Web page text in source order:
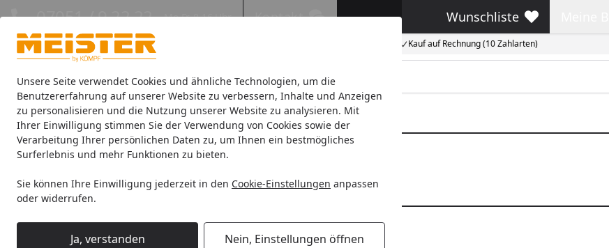
Unsere Seite verwendet Cookies und ähnliche Technologien, um die
Benutzererfahrung auf unserer Website zu verbessern, Inhalte und Anzeigen
zu personalisieren und die Nutzung unserer Website zu analysieren. Mit
Ihrer Einwilligung stimmen Sie der Verwendung von Cookies sowie der
Verarbeitung Ihrer persönlichen Daten zu, um Ihnen ein bestmögliches
Surferlebnis und mehr Funktionen zu bieten.
Sie können Ihre Einwilligung jederzeit in den Cookie-Einstellungen anpassen
oder widerrufen.
Ja, verstanden Nein, Einstellungen öffnen
Eigene Montage-Teams Kauf auf Rechnung (10 Zahlarten)
07051 / 9 22 22 Mo-Fr. 8-16 Uhr Kontakt Wunschliste
Wunschliste
Böden Paneele Leisten Zubehör Sale & Aktionswaren
Zubehör Meister Zubehör für Leisten Meister Eckensystem Profil 1MK
Meister Eckensystem Profil 1MK
Ihre Artikelübersicht